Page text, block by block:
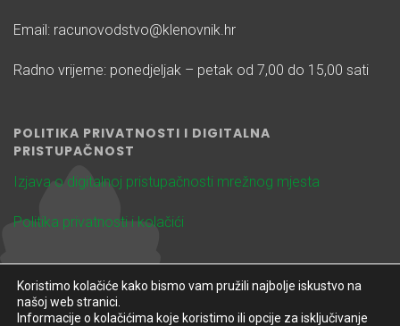
Email: racunovodstvo@klenovnik.hr
Radno vrijeme: ponedjeljak – petak od 7,00 do 15,00 sati
POLITIKA PRIVATNOSTI I DIGITALNA
PRISTUPAČNOST
Izjava o digitalnoj pristupačnosti mrežnog mjesta
Politika privatnosti i kolačići
Koristimo kolačiće kako bismo vam pružili najbolje iskustvo na
našoj web stranici.
Informacije o kolačićima koje koristimo ili opcije za isključivanje